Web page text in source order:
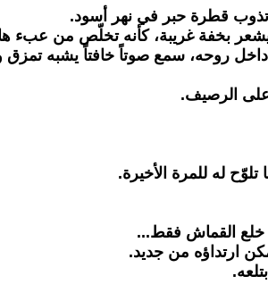
قطرة حبر في نهر أسود.
بخفة غريبة، كأنه تخلّص من عبء
روحه، سمع صوتاً خافتاً يشبه تمزق
على الرصيف.
تلوّح له للمرة الأخيرة.
خلع القماش فقط...
ارتداؤه من جديد.